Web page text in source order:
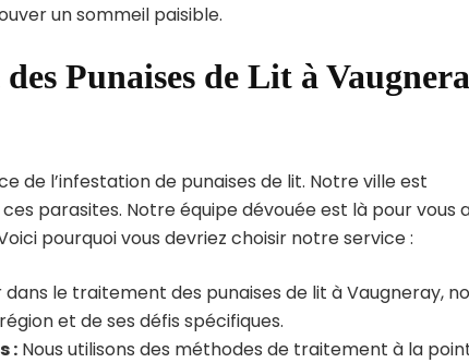
un sommeil paisible.
Punaises de Lit à
de l’infestation de punaises de lit. Notre ville est
parasites. Notre équipe dévouée est là pour vous
pourquoi vous devriez choisir notre service :
le traitement des punaises de lit à Vaugneray,
et de ses défis spécifiques.
: Nous utilisons des méthodes de traitement à la